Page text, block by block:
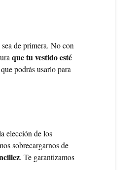
de primera. No con
que tu vestido esté
podrás usarlo para
elección de los
sobrecargarnos de
. Te garantizamos